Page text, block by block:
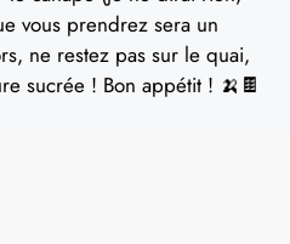
vous prendrez sera un
ne restez pas sur le quai,
sucrée ! Bon appétit ! 🍌🍫